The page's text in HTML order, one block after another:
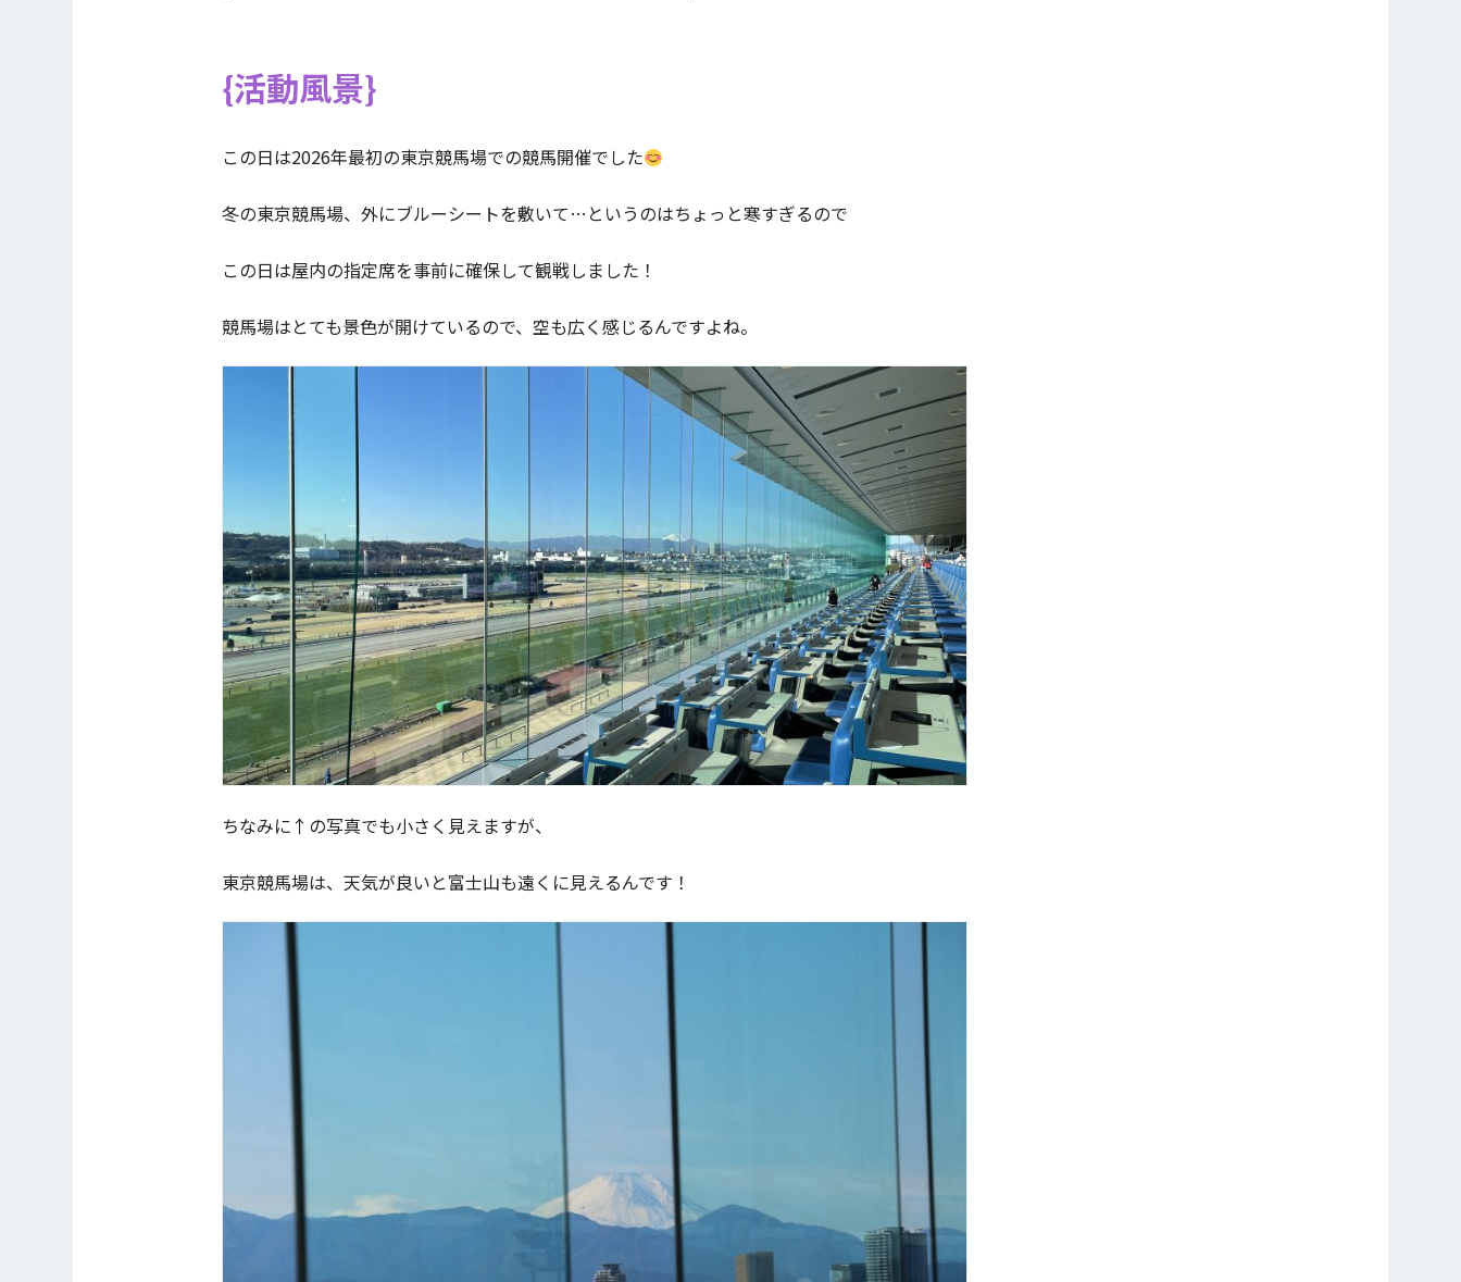
活動風景
この日は2026年最初の東京競馬場での競馬開催でした
冬の東京競馬場、外にブルーシートを敷いて…というのはちょっと寒すぎるので
この日は屋内の指定席を事前に確保して観戦しました！
競馬場はとても景色が開けているので、空も広く感じるんですよね。
ちなみに↑の写真でも小さく見えますが、
東京競馬場は、天気が良いと富士山も遠くに見えるんです！